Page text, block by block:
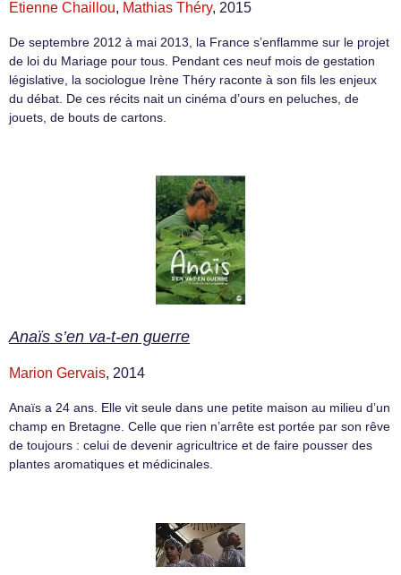
Etienne Chaillou, Mathias Théry, 2015
De septembre 2012 à mai 2013, la France s’enflamme sur le projet
de loi du Mariage pour tous. Pendant ces neuf mois de gestation
législative, la sociologue Irène Théry raconte à son fils les enjeux
du débat. De ces récits nait un cinéma d’ours en peluches, de
jouets, de bouts de cartons.
Anaïs s’en va-t-en guerre
Marion Gervais, 2014
Anaïs a 24 ans. Elle vit seule dans une petite maison au milieu d’un
champ en Bretagne. Celle que rien n’arrête est portée par son rêve
de toujours : celui de devenir agricultrice et de faire pousser des
plantes aromatiques et médicinales.